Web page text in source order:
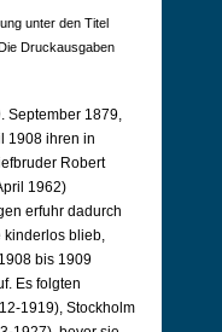
unter den Titel
Druckausgaben
September 1879,
1908 ihren in
Robert
1962)
erfuhr dadurch
kinderlos blieb,
bis 1909
Es folgten
1919), Stockholm